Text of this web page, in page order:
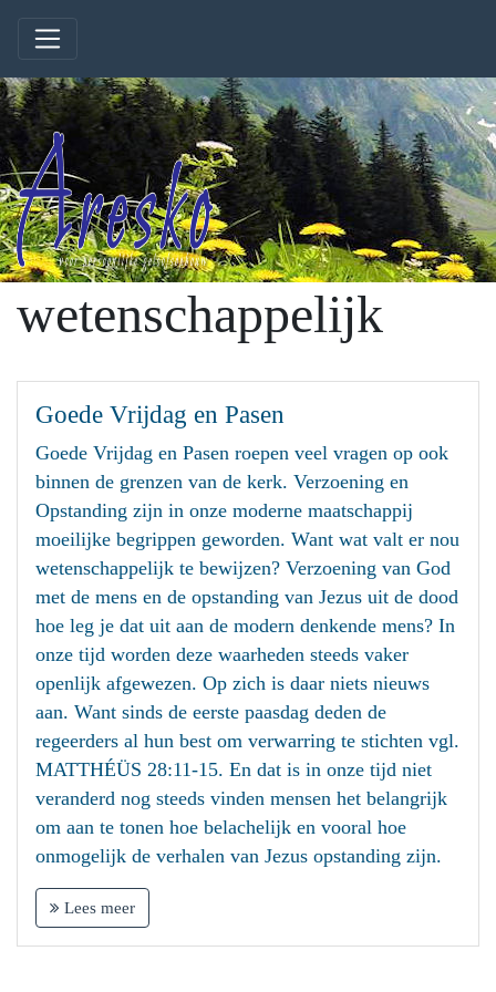
wetenschappelijk
Goede Vrijdag en Pasen
Goede Vrijdag en Pasen roepen veel vragen op ook
binnen de grenzen van de kerk. Verzoening en
Opstanding zijn in onze moderne maatschappij
moeilijke begrippen geworden. Want wat valt er nou
wetenschappelijk te bewijzen? Verzoening van God
met de mens en de opstanding van Jezus uit de dood
hoe leg je dat uit aan de modern denkende mens? In
onze tijd worden deze waarheden steeds vaker
openlijk afgewezen. Op zich is daar niets nieuws
aan. Want sinds de eerste paasdag deden de
regeerders al hun best om verwarring te stichten vgl.
MATTHÉÜS 28:11-15. En dat is in onze tijd niet
veranderd nog steeds vinden mensen het belangrijk
om aan te tonen hoe belachelijk en vooral hoe
onmogelijk de verhalen van Jezus opstanding zijn.
Lees meer